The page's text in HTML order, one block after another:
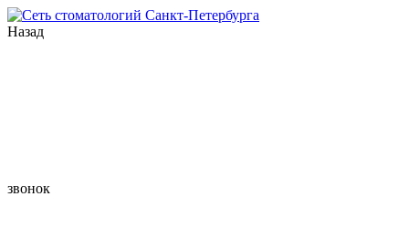
Назад
звонок